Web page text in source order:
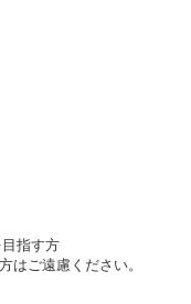
指す方
ご遠慮ください。